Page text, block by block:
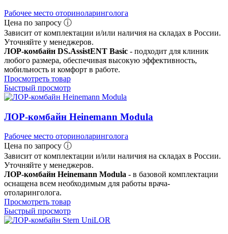
Рабочее место оториноларинголога
Цена по запросу ⓘ
Зависит от комплектации и/или наличия на складах в России.
Уточняйте у менеджеров.
ЛОР-комбайн DS.AssistENT Basic - подходит для клиник
любого размера, обеспечивая высокую эффективность,
мобильность и комфорт в работе.
Просмотреть товар
Быстрый просмотр
ЛОР-комбайн Heinemann Modula
Рабочее место оториноларинголога
Цена по запросу ⓘ
Зависит от комплектации и/или наличия на складах в России.
Уточняйте у менеджеров.
ЛОР-комбайн Heinemann Modula - в базовой комплектации
оснащена всем необходимым для работы врача-
отоларинголога.
Просмотреть товар
Быстрый просмотр